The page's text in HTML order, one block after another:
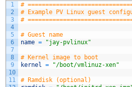
1
2
3
4
5
6
7
8
9
10
11
#
# Example PV Linux guest
#
# Guest name
name = "jay-pvlinux"
# Kernel image to boot
kernel
= "/boot/vmlinuz-xen"
# Ramdisk (optional)